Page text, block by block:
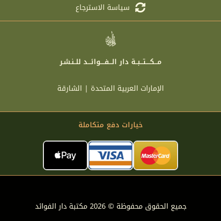
سياسة الاسترجاع
مـــكــــتـــبــة دار الـــفــــوائـــد للــنـشـر
الإمارات العربية المتحدة | الشارقة
خيارات دفع متكاملة
جميع الحقوق محفوظة © 2026 مكتبة دار الفوائد